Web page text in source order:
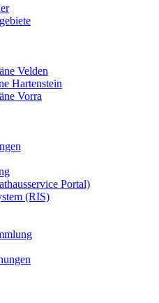
Velden
Hartenstein
Vorra
Portal)
(RIS)